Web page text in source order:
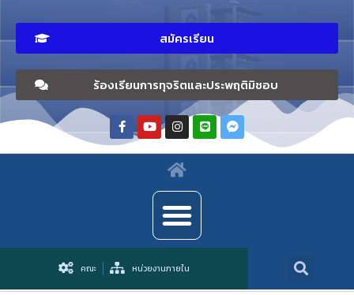
สมัครเรียน
ร้องเรียนการทุจริตและประพฤติมิชอบ
คณะ หน่วยงานภายใน